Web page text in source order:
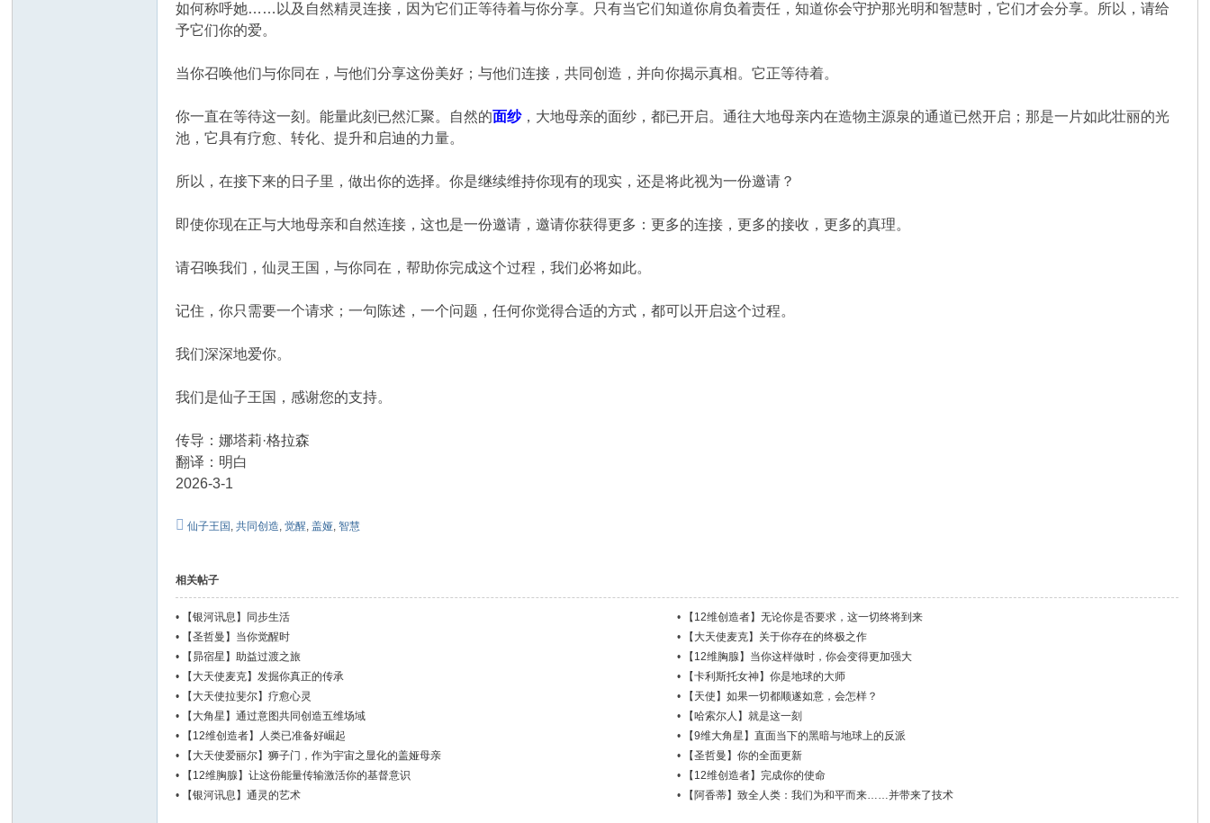
如何称呼她……以及自然精灵连接，因为它们正等待着与你分享。只有当它们知道你肩负着责任，知道你会守护那光明和智慧时，它们才会分享。所以，请给
予它们你的爱。
当你召唤他们与你同在，与他们分享这份美好；与他们连接，共同创造，并向你揭示真相。它正等待着。
你一直在等待这一刻。能量此刻已然汇聚。自然的面纱，大地母亲的面纱，都已开启。通往大地母亲内在造物主源泉的通道已然开启；那是一片如此壮丽的光
池，它具有疗愈、转化、提升和启迪的力量。
所以，在接下来的日子里，做出你的选择。你是继续维持你现有的现实，还是将此视为一份邀请？
即使你现在正与大地母亲和自然连接，这也是一份邀请，邀请你获得更多：更多的连接，更多的接收，更多的真理。
请召唤我们，仙灵王国，与你同在，帮助你完成这个过程，我们必将如此。
记住，你只需要一个请求；一句陈述，一个问题，任何你觉得合适的方式，都可以开启这个过程。
我们深深地爱你。
我们是仙子王国，感谢您的支持。
传导：娜塔莉·格拉森
翻译：明白
2026-3-1
仙子王国 ,共同创造,觉醒,盖娅,智慧
相关帖子
• 【银河讯息】同步生活 •
【12维创造者】无论你是否要求，这一切终将到来
•
【圣哲曼】当你觉醒时 •
【大天使麦克】关于你存在的终极之作
•
【昴宿星】助益过渡之旅 •
【12维胸腺】当你这样做时，你会变得更加强大
•
【大天使麦克】发掘你真正的传承 •
【卡利斯托女神】你是地球的大师
•
【大天使拉斐尔】疗愈心灵 •
【天使】如果一切都顺遂如意，会怎样？
•
【大角星】通过意图共同创造五维场域 •
【哈索尔人】就是这一刻
•
【12维创造者】人类已准备好崛起 •
【9维大角星】直面当下的黑暗与地球上的反派
•
【大天使爱丽尔】狮子门，作为宇宙之显化的盖娅母亲 •
【圣哲曼】你的全面更新
•
【12维胸腺】让这份能量传输激活你的基督意识 •
【12维创造者】完成你的使命
•
【银河讯息】通灵的艺术 • 【阿香蒂】致全人类：我们为和平而来……并带来了技术